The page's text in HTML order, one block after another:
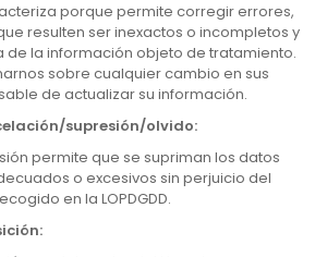
porque permite corregir errores,
resulten ser inexactos o incompletos y
de la información objeto de tratamiento.
sobre cualquier cambio en sus
de actualizar su información.
supresión/olvido:
permite que se supriman los datos
o excesivos sin perjuicio del
en la LOPDGDD.